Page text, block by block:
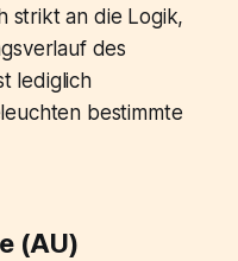
strikt an die Logik,
des
lediglich
bestimmte
(AU)